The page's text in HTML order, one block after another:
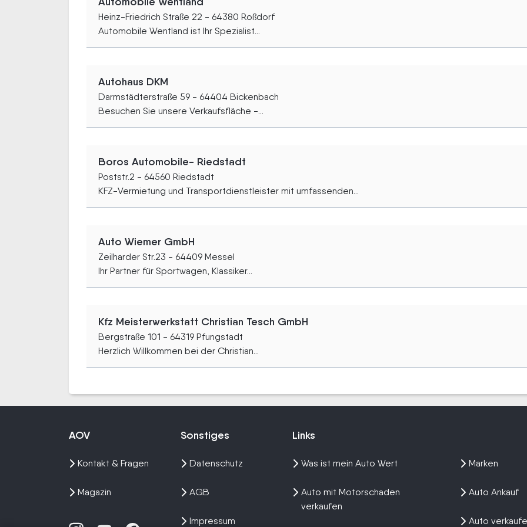
Heinz-Friedrich Straße 22 - 64380 Roßdorf
Automobile Wentland ist Ihr Spezialist...
Autohaus DKM
Darmstädterstraße 59 - 64404 Bickenbach
Besuchen Sie unsere Verkaufsfläche -...
Boros Automobile- Riedstadt
Poststr.2 - 64560 Riedstadt
KFZ-Vermietung und Transportdienstleister mit umfassenden...
Auto Wiemer GmbH
Zeilharder Str.23 - 64409 Messel
Ihr Partner für Sportwagen, Klassiker...
Kfz Meisterwerkstatt Christian Tesch GmbH
Bergstraße 101 - 64319 Pfungstadt
Herzlich Willkommen bei der Christian...
AOV
Kontakt & Fragen
Magazin
Sonstiges
Datenschutz
AGB
Impressum
Links
Was ist mein Auto Wert
Auto mit Motorschaden
verkaufen
Marken
Auto Ankauf
Auto